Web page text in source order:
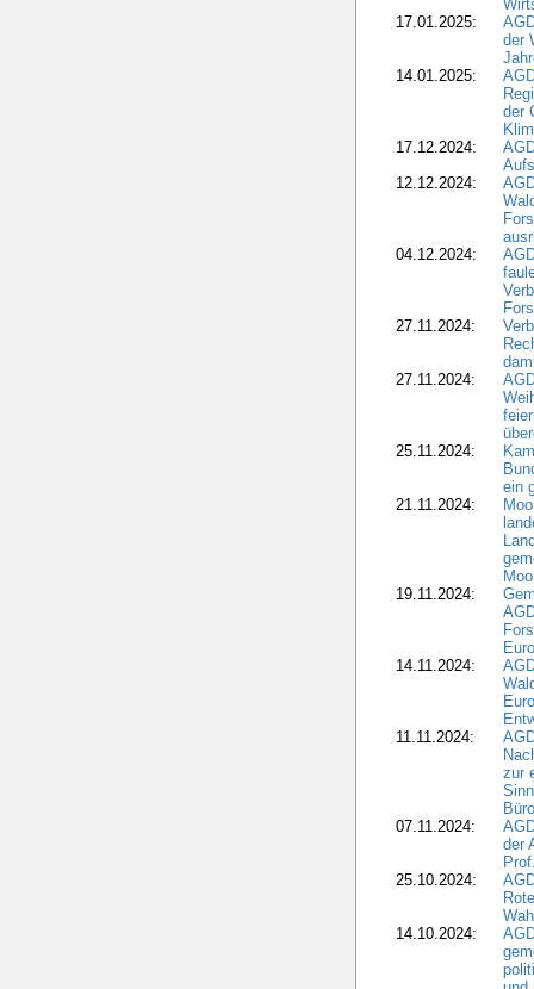
17.01.2025:
der
14.01.2025:
der
17.12.2024:
12.12.2024:
04.12.2024:
27.11.2024:
27.11.2024:
25.11.2024:
ein
21.11.2024:
19.11.2024:
14.11.2024:
11.11.2024:
zur
07.11.2024:
der
25.10.2024:
14.10.2024: